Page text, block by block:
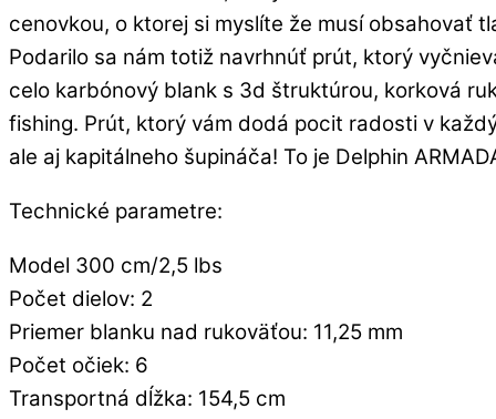
cenovkou, o ktorej si myslíte že musí obsahovať
Podarilo sa nám totiž navrhnúť prút, ktorý
celo karbónový blank s 3d štruktúrou, korková
fishing. Prút, ktorý vám dodá pocit radosti v
ale aj kapitálneho šupináča! To je Delphin
Technické parametre:
Model 300 cm/2,5 lbs
Počet dielov: 2
Priemer blanku nad rukoväťou: 11,25 mm
Počet očiek: 6
Transportná dĺžka: 154,5 cm